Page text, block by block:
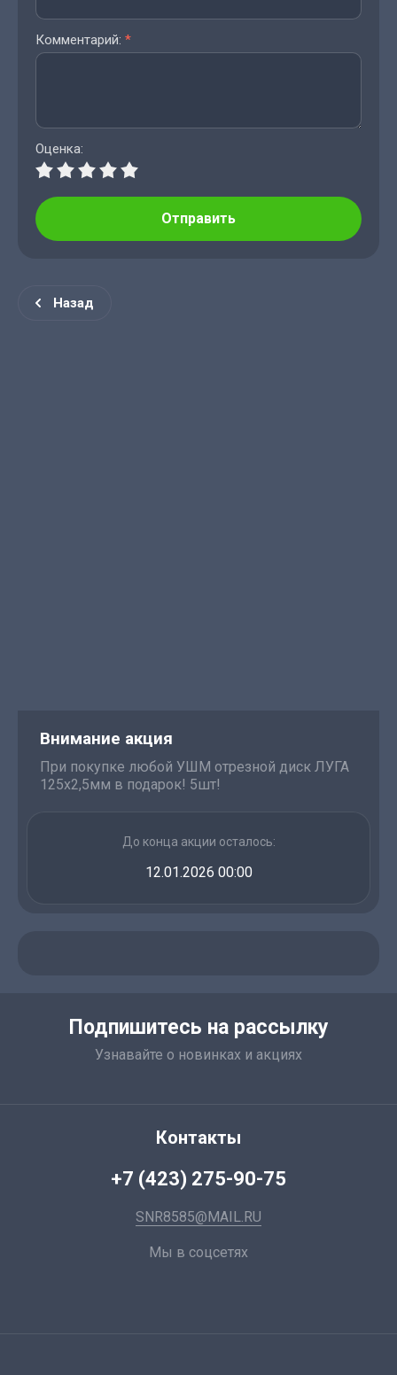
Внимание акция
При покупке любой УШМ отрезной диск ЛУГА
125х2,5мм в подарок! 5шт!
До конца акции осталось:
12.01.2026 00:00
Комментарий: *
Оценка:
Отправить
Назад
Подпишитесь на рассылку
Узнавайте о новинках и акциях
Контакты
+7 (423) 275-90-75
SNR8585@MAIL.RU
Мы в соцсетях